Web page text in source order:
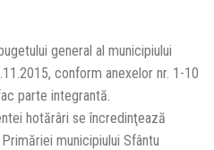
general al municipiului
conform anexelor nr. 1-10
parte integrantă.
hotărâri se încredinţează
municipiului Sfântu